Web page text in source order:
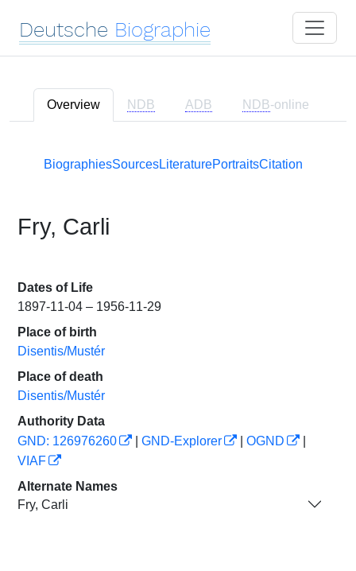
Deutsche Biographie
Overview NDB ADB NDB-online
BiographiesSourcesLiteraturePortraitsCitation
Fry, Carli
Dates of Life
1897-11-04 – 1956-11-29
Place of birth
Disentis/Mustér
Place of death
Disentis/Mustér
Authority Data
GND: 126976260
GND-Explorer OGND
VIAF
Alternate Names
Fry, Carli